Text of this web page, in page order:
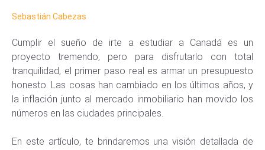
Sebastián Cabezas
Cumplir el sueño de irte a estudiar a Canadá es un
proyecto tremendo, pero para disfrutarlo con total
tranquilidad, el primer paso real es armar un presupuesto
honesto. Las cosas han cambiado en los últimos años, y
la inflación junto al mercado inmobiliario han movido los
números en las ciudades principales.
En este artículo, te brindaremos una visión detallada de